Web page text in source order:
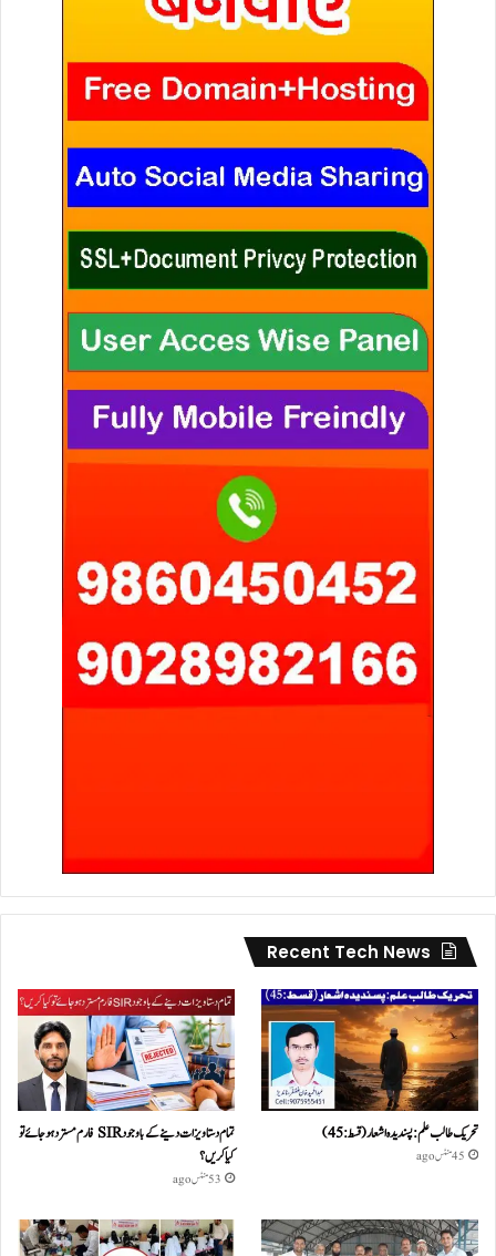
Recent Tech News
تحریک طالب علم: پسندیدہ اشعار (قسط:45)
45 منٹس ago
تمام دستاویزات دینے کے باوجود SIR فارم مسترد ہو جائے تو
کیا کریں؟
53 منٹس ago